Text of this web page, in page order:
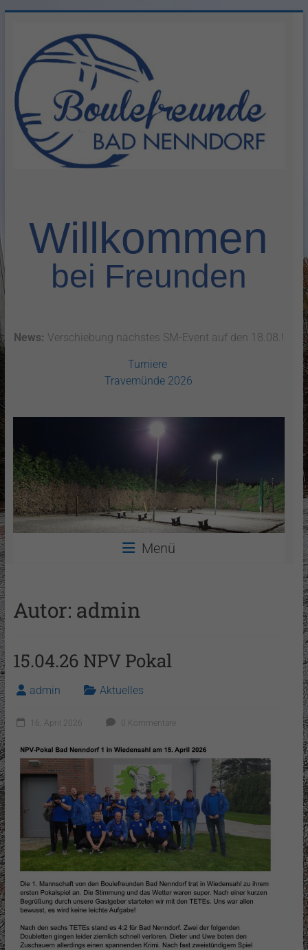
springen
willkommen
Willkommen
bei Freunden
News: Verschiebung nächstes SM-Event auf den 18.08.!
Turniere
Travemünde 2026
Menü
Autor: admin
15.04.26 NPV Pokal
admin Aktuelles
16. April 2026 0 Kommentare